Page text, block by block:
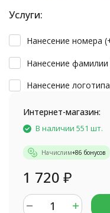
Услуги:
Нанесение номера
Нанесение фамилии
Нанесение
Интернет-магазин:
В наличии 551 шт.
Начислим+86 бонусов
1 720 ₽